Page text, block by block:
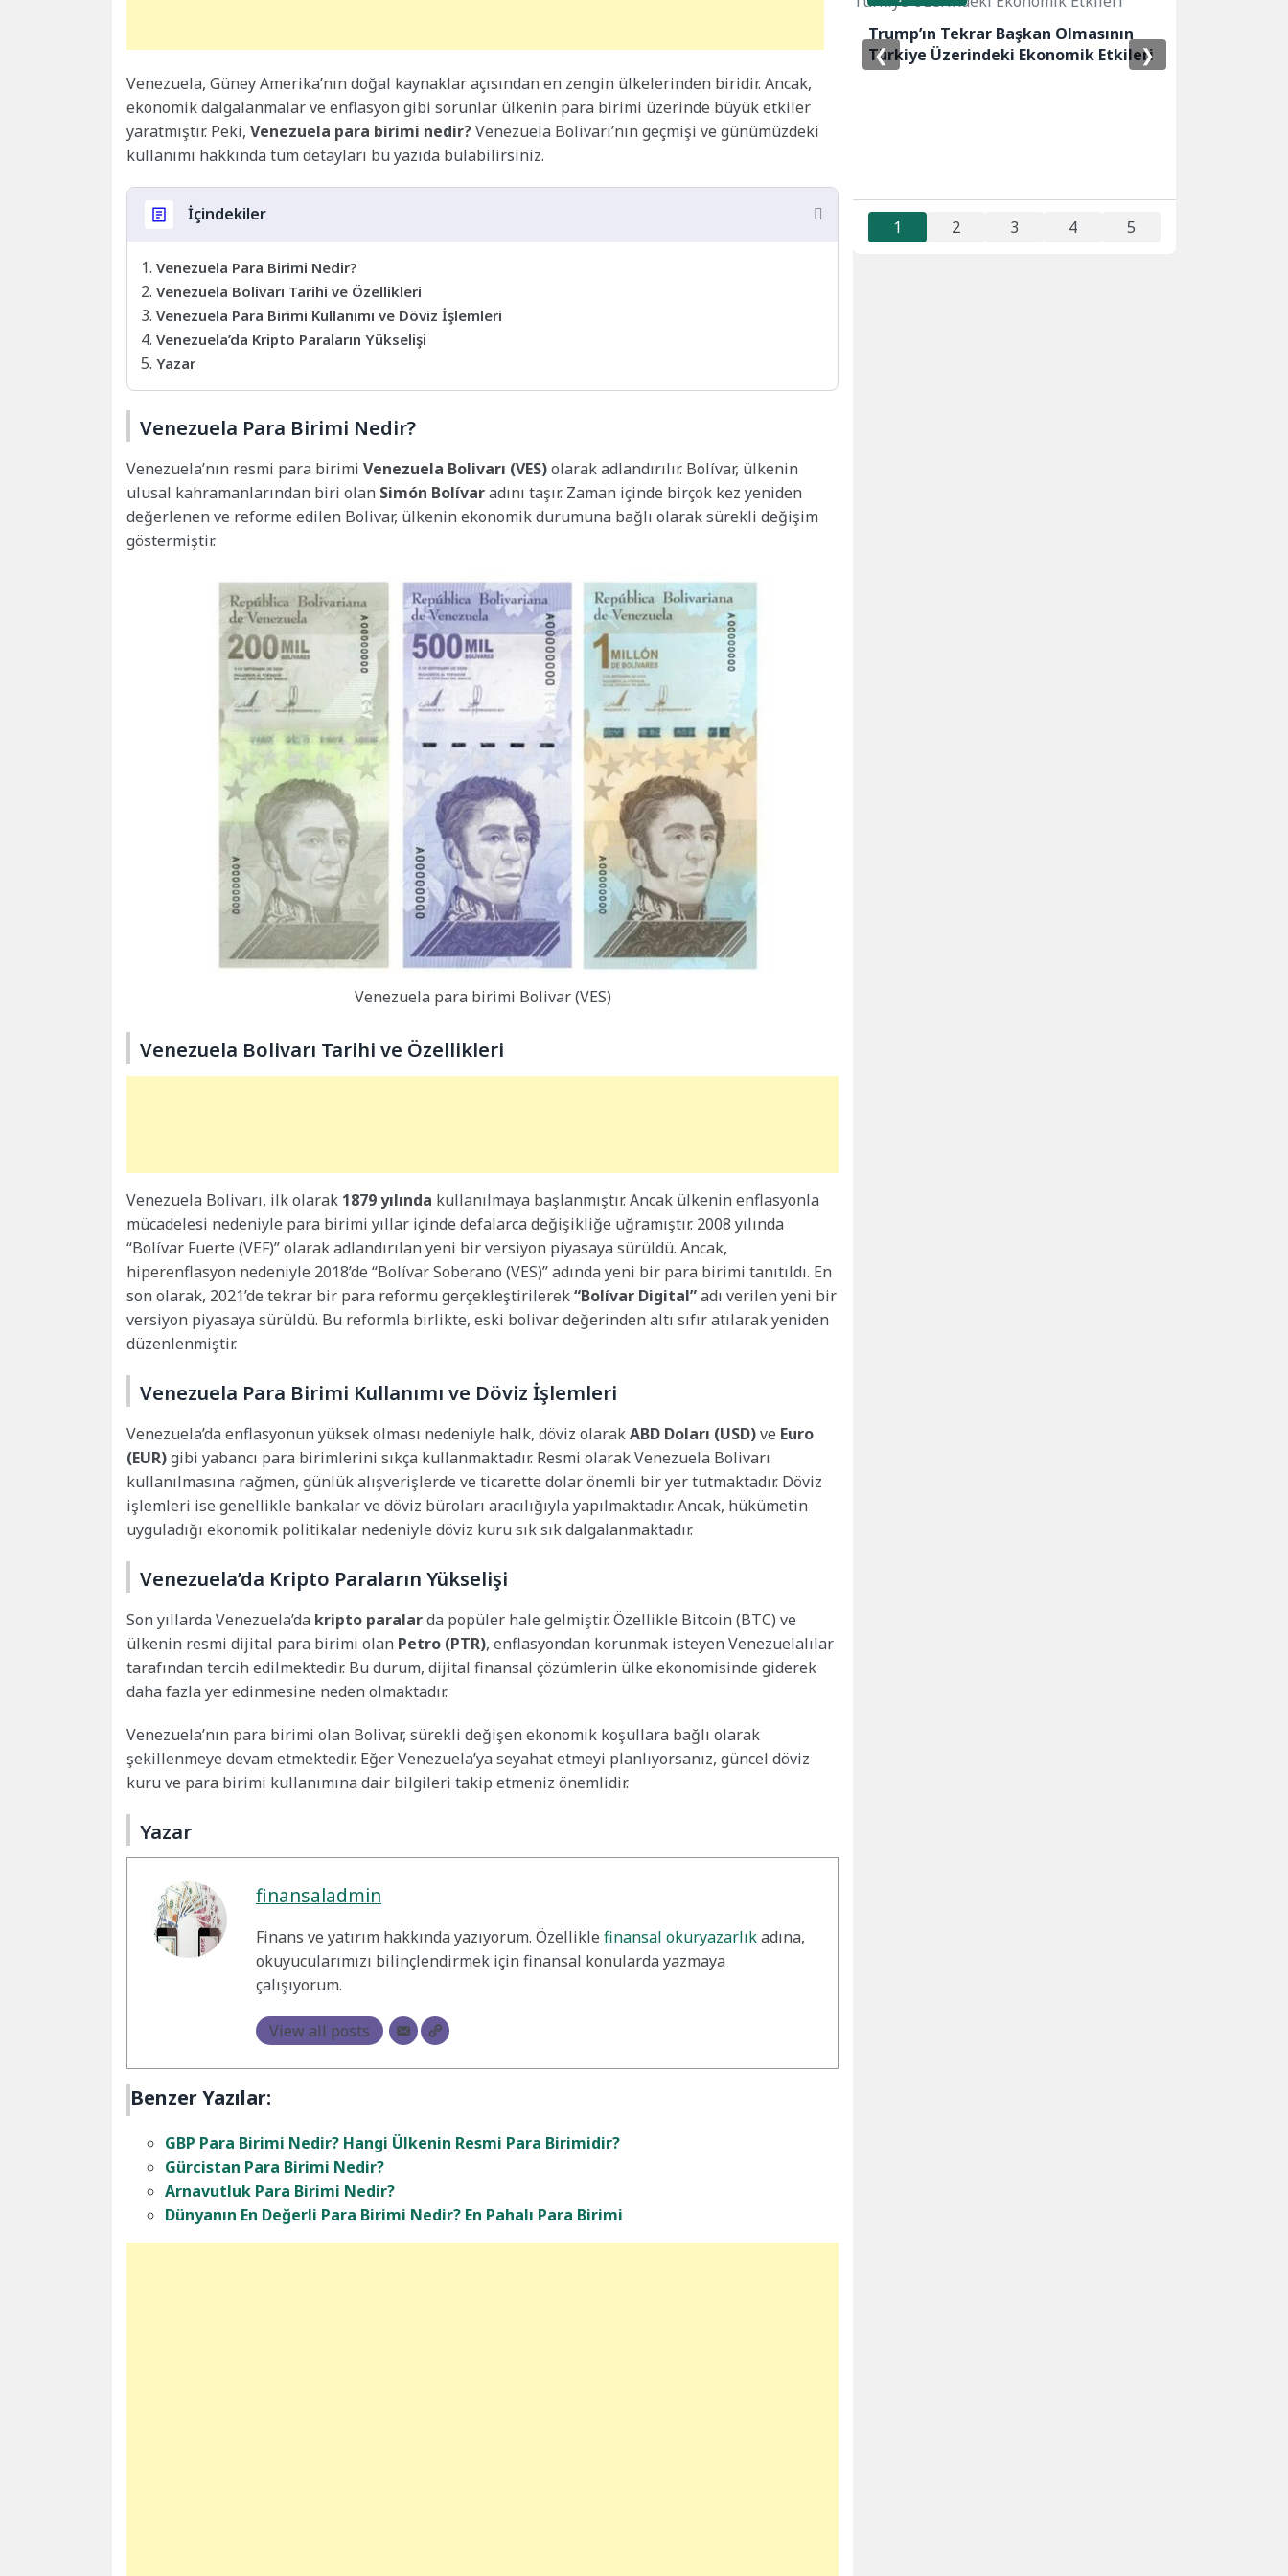
Venezuela, Güney Amerika’nın doğal kaynaklar açısından en zengin ülkelerinden biridir. Ancak,
ekonomik dalgalanmalar ve enflasyon gibi sorunlar ülkenin para birimi üzerinde büyük etkiler
yaratmıştır. Peki, Venezuela para birimi nedir?Venezuela Bolivarı’nın geçmişi ve günümüzdeki
kullanımı hakkında tüm detayları bu yazıda bulabilirsiniz.
İçindekiler
Venezuela Para Birimi Nedir?
Venezuela Bolivarı Tarihi ve Özellikleri
Venezuela Para Birimi Kullanımı ve Döviz İşlemleri
Venezuela’da Kripto Paraların Yükselişi
Yazar
Venezuela Para Birimi Nedir?
Venezuela’nın resmi para birimi Venezuela Bolivarı (VES)olarak adlandırılır. Bolívar, ülkenin
ulusal kahramanlarından biri olan Simón Bolívaradını taşır. Zaman içinde birçok kez yeniden
değerlenen ve reforme edilen Bolivar, ülkenin ekonomik durumuna bağlı olarak sürekli değişim
göstermiştir.
Venezuela para birimi Bolivar (VES)
Venezuela Bolivarı Tarihi ve Özellikleri
Venezuela Bolivarı, ilk olarak 1879 yılında kullanılmaya başlanmıştır. Ancak ülkenin enflasyonla
mücadelesi nedeniyle para birimi yıllar içinde defalarca değişikliğe uğramıştır. 2008 yılında
“Bolívar Fuerte (VEF)” olarak adlandırılan yeni bir versiyon piyasaya sürüldü. Ancak,
hiperenflasyon nedeniyle 2018’de “Bolívar Soberano (VES)” adında yeni bir para birimi tanıtıldı. En
son olarak, 2021’de tekrar bir para reformu gerçekleştirilerek“Bolívar Digital”adı verilen yeni bir
versiyon piyasaya sürüldü. Bu reformla birlikte, eski bolivar değerinden altı sıfır atılarak yeniden
düzenlenmiştir.
Venezuela Para Birimi Kullanımı ve Döviz İşlemleri
Venezuela’da enflasyonun yüksek olması nedeniyle halk, döviz olarakABD Doları (USD)ve Euro
(EUR)gibi yabancı para birimlerini sıkça kullanmaktadır. Resmi olarak Venezuela Bolivarı
kullanılmasına rağmen, günlük alışverişlerde ve ticarette dolar önemli bir yer tutmaktadır. Döviz
işlemleri ise genellikle bankalar ve döviz büroları aracılığıyla yapılmaktadır. Ancak, hükümetin
uyguladığı ekonomik politikalar nedeniyle döviz kuru sık sık dalgalanmaktadır.
Venezuela’da Kripto Paraların Yükselişi
Son yıllarda Venezuela’da kripto paralarda popüler hale gelmiştir. Özellikle Bitcoin (BTC) ve
ülkenin resmi dijital para birimi olan Petro (PTR), enflasyondan korunmak isteyen Venezuelalılar
tarafından tercih edilmektedir. Bu durum, dijital finansal çözümlerin ülke ekonomisinde giderek
daha fazla yer edinmesine neden olmaktadır.
Venezuela’nın para birimi olan Bolivar, sürekli değişen ekonomik koşullara bağlı olarak
şekillenmeye devam etmektedir. Eğer Venezuela’ya seyahat etmeyi planlıyorsanız, güncel döviz
kuru ve para birimi kullanımına dair bilgileri takip etmeniz önemlidir.
Yazar
finansaladmin
Finans ve yatırım hakkında yazıyorum. Özellikle finansal okuryazarlıkadına,
okuyucularımızı bilinçlendirmek için finansal konularda yazmaya
çalışıyorum.
View all posts
Benzer Yazılar:
GBP Para Birimi Nedir? Hangi Ülkenin Resmi Para Birimidir?
Gürcistan Para Birimi Nedir?
Arnavutluk Para Birimi Nedir?
Dünyanın En Değerli Para Birimi Nedir? En Pahalı Para Birimi
Trump’ın Tekrar Başkan Olmasının
Türkiye Üzerindeki Ekonomik Etkileri
❮ ❯
1 2 3 4 5